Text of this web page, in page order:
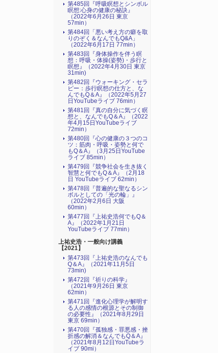
第485回『呼吸瞑想とシンボル
瞑想:心身の健康の秘訣』
（2022年6月26日 東京
57min）
第484回「悪い考え方の癖を取
りのぞく＆なんでもQ&A」
（2022年6月17日 77min）
第483回『身体操作を伴う瞑
想：呼吸・体操(姿勢)・歩行と
瞑想』（2022年4月30日 東京
31min)
第482回『ウォーキング・セラ
ピー：歩行瞑想の仕方と、な
んでもQ＆A』（2022年5月27
日YouTubeライブ 76min）
第481回『真の自分に気づく瞑
想と、なんでもQ＆A』（2022
年4月15日YouTubeライブ
72min）
第480回『心の健康の３つのコ
ツ：筋肉・呼吸・姿勢と何で
もQ＆A』（3月25日YouTube
ライブ 85min）
第479回『競争社会を生き抜く
智慧と何でもQ＆A』（2月18
日 YouTubeライブ 62min）
第478回『普遍的な聖なるシン
ボルとしての「光の輪」』
（2022年2月6日 大阪
60min）
第477回『上祐史浩何でもQ＆
A』（2022年1月21日
YouTubeライブ 77min）
上祐史浩・一般向け講義
【2021】
第473回『上祐史浩のなんでも
Q＆A』（2021年11月5日
73min)
第472回『祈りの科学』
（2021年9月26日 東京
62min）
第471回『進化心理学が解明す
る人の感情の根源とその制御
の必要性』（2021年8月29日
東京 69min）
第470回『孤独感・罪悪感・挫
折感の解消＆なんでもQ＆A』
（2021年8月12日YouTubeラ
イブ 90mi）